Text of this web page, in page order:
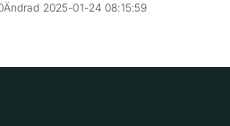
Ändrad 2025-01-24 08:15:59